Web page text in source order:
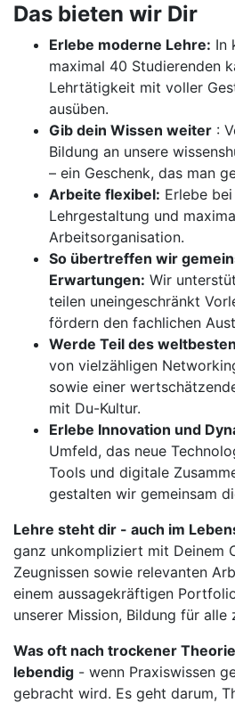
Das bieten wir Dir
Erlebe moderne Lehre: In
maximal 40 Studierenden
Lehrtätigkeit mit voller
ausüben.
Gib dein Wissen weiter :
Bildung an unsere
– ein Geschenk, das man
Arbeite flexibel: Erlebe
Lehrgestaltung und
Arbeitsorganisation.
So übertreffen wir
Erwartungen: Wir
teilen uneingeschränkt
fördern den fachlichen
Werde Teil des
von vielzähligen
sowie einer
mit Du-Kultur.
Erlebe Innovation und
Umfeld, das neue
Tools und digitale
gestalten wir gemeinsam
Lehre steht dir - auch im
ganz unkompliziert mit Deinem
Zeugnissen sowie relevanten
einem aussagekräftigen
unserer Mission, Bildung für alle
Was oft nach trockener
lebendig - wenn Praxiswissen
gebracht wird. Es geht darum,